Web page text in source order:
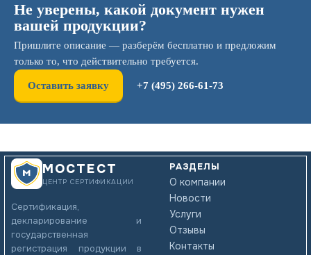
Не уверены, какой документ нужен
вашей продукции?
Пришлите описание — разберём бесплатно и предложим
только то, что действительно требуется.
Оставить заявку +7 (495) 266-61-73
МОСТЕСТ
ЦЕНТР СЕРТИФИКАЦИИ
Сертификация,
декларирование и
государственная
регистрация продукции в
РАЗДЕЛЫ
О компании
Новости
Услуги
Отзывы
Контакты